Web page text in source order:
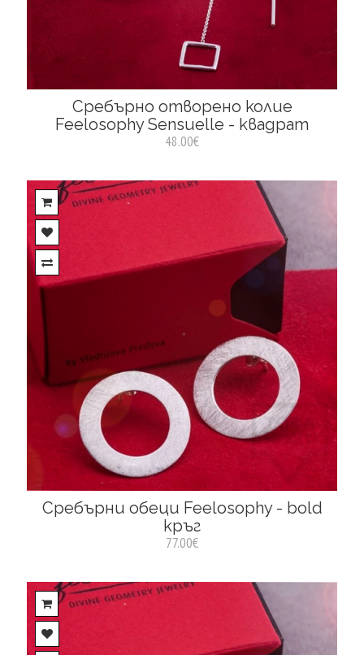
Сребърно отворено колие
Feelosophy Sensuelle - квадрат
48.00€
Сребърни обеци Feelosophy - bold
кръг
77.00€